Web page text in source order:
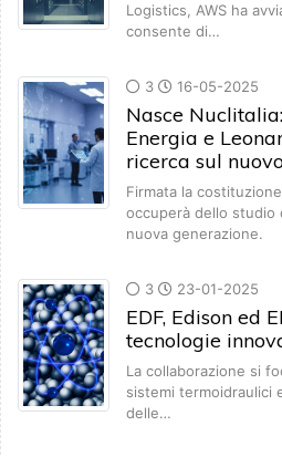
Logistics, AWS ha
consente di…
3 16-05-2025
Nasce
Energia e
ricerca sul
Firmata la
occuperà dello studio
nuova generazione.
3 23-01-2025
EDF, Edison ed
tecnologie
La collaborazione si
sistemi termoidraulici
delle…